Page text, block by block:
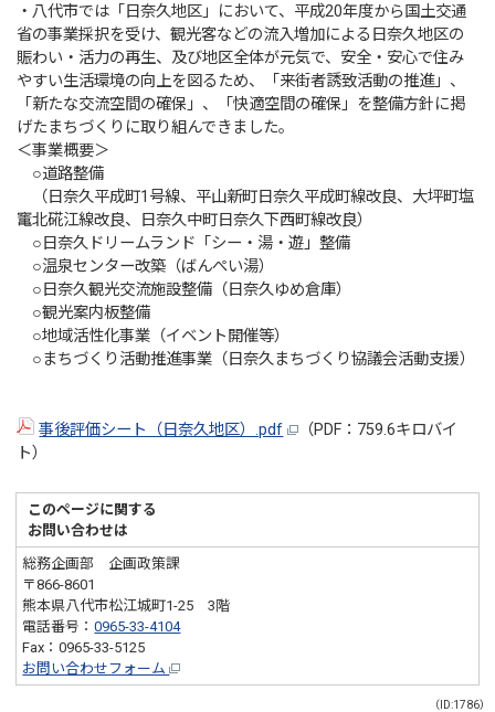
・八代市では「日奈久地区」において、平成20年度から国土交通
省の事業採択を受け、観光客などの流入増加による日奈久地区の
賑わい・活力の再生、及び地区全体が元気で、安全・安心で住み
やすい生活環境の向上を図るため、「来街者誘致活動の推進」、
「新たな交流空間の確保」、「快適空間の確保」を整備方針に掲
げたまちづくりに取り組んできました。
＜事業概要＞
○道路整備
（日奈久平成町1号線、平山新町日奈久平成町線改良、大坪町塩
竃北硴江線改良、日奈久中町日奈久下西町線改良）
○日奈久ドリームランド「シー・湯・遊」整備
○温泉センター改築（ばんぺい湯）
○日奈久観光交流施設整備（日奈久ゆめ倉庫）
○観光案内板整備
○地域活性化事業（イベント開催等）
○まちづくり活動推進事業（日奈久まちづくり協議会活動支援）
事後評価シート（日奈久地区）.pdf
（PDF：759.6キロバイ
ト）
このページに関する
お問い合わせは
総務企画部 企画政策課
〒866-8601
熊本県八代市松江城町1-25 3階
電話番号：0965-33-4104
Fax：0965-33-5125
お問い合わせフォーム
（ID:1786）